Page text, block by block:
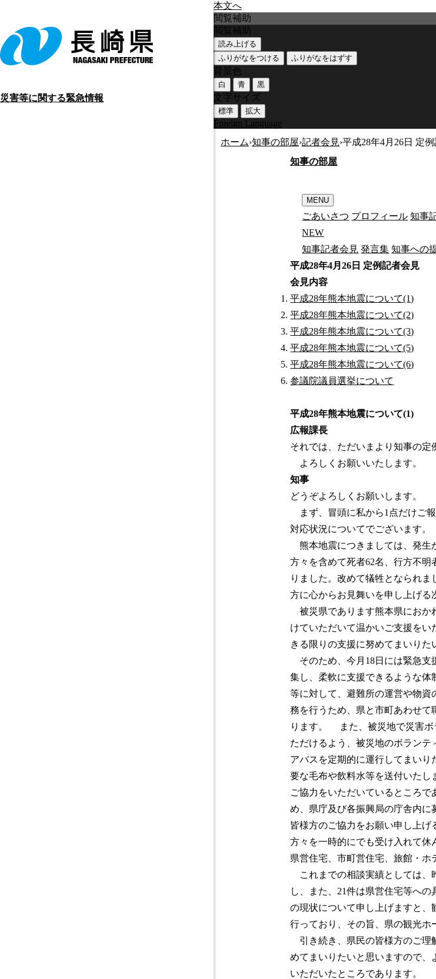
本文へ
災害等に関する緊急情報
閲覧補助
閲覧補助
読み上げる
ふりがなをつける
ふりがなをはずす
背景色
白 青 黒
文字サイズ
標準 拡大
Foreign Language
ホーム›知事の部屋›記者会見›平成28年4月26日 定
知事の部屋
MENU
ごあいさつ プロフィール 知事
NEW
知事記者会見 発言集 知事への
平成28年4月26日 定例記者会見
会見内容
平成28年熊本地震について(1)
平成28年熊本地震について(2)
平成28年熊本地震について(3)
平成28年熊本地震について(5)
平成28年熊本地震について(6)
参議院議員選挙について
平成28年熊本地震について(1)
広報課長
それでは、ただいまより知事の定
よろしくお願いいたします。
知事
どうぞよろしくお願いします。
まず、冒頭に私から1点だけご
対応状況についてでございます。
熊本地震につきましては、発生
方々を含めて死者62名、行方不
りました。改めて犠牲となられ
方に心からお見舞いを申し上げる
被災県であります熊本県におか
けていただいて温かいご支援を
きる限りの支援に努めてまいりた
そのため、今月18日には緊急支
集し、柔軟に支援できるような
等に対して、避難所の運営や物
務を行うため、県と市町あわせて
ります。 また、被災地で災害ボ
ただけるよう、被災地のボラン
アバスを定期的に運行してまい
要な毛布や飲料水等を送付いた
ご協力をいただいているところ
め、県庁及び各振興局の庁舎内
皆様方のご協力をお願い申し上
方々を一時的にでも受け入れて休
県営住宅、市町営住宅、旅館・ホ
これまでの相談実績としては、
し、また、21件は県営住宅等へ
の現状について申し上げますと
行っており、その旨、県の観光ホ
引き続き、県民の皆様方のご理
めてまいりたいと思いますので
いただいたところであります。